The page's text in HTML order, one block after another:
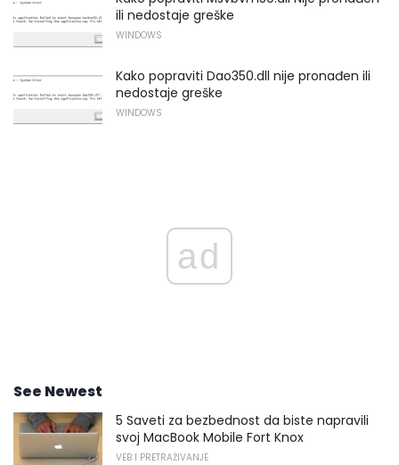
ili nedostaje greške
WINDOWS
Kako popraviti Dao350.dll nije pronađen ili
nedostaje greške
WINDOWS
ad
See Newest
5 Saveti za bezbednost da biste napravili
svoj MacBook Mobile Fort Knox
VEB I PRETRAŽIVANJE